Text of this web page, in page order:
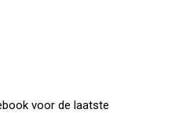
voor de laatste